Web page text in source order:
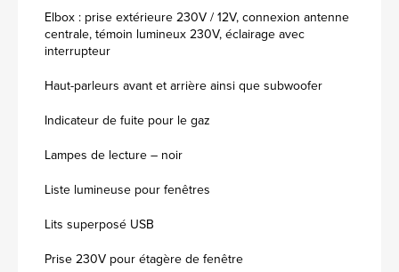
Elbox : prise extérieure 230V / 12V, connexion antenne
centrale, témoin lumineux 230V, éclairage avec
interrupteur
Haut-parleurs avant et arrière ainsi que subwoofer
Indicateur de fuite pour le gaz
Lampes de lecture – noir
Liste lumineuse pour fenêtres
Lits superposé USB
Prise 230V pour étagère de fenêtre